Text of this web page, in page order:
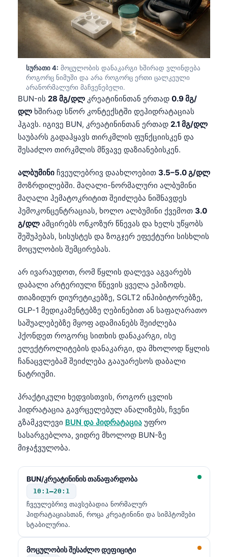
სურათი 4: მოცულობის დანაკარგი ხშირად ვლინდება
როგორც ნიმუში და არა როგორც ერთი ცალკეული
არანორმალური მაჩვენებელი.
BUN-ის 28 მგ/დლ კრეატინინთან ერთად 0.9 მგ/
დლ ხშირად სწორ კონტექსტში დეჰიდრატაციას
ჰგავს. იგივე BUN, კრეატინინთან ერთად 2.1 მგ/დლ
საუბარს გადაჰყავს თირკმლის ფუნქციისკენ და
შესაძლო თირკმლის მწვავე დაზიანებისკენ.
ალბუმინი ჩვეულებრივ დაახლოებით 3.5–5.0 გ/დლ
მოზრდილებში. მაღალი-ნორმალური ალბუმინი
მაღალი ჰემატოკრიტით შეიძლება ნიშნავდეს
ჰემოკონცენტრაციას, ხოლო ალბუმინი ქვემოთ 3.0
გ/დლ ამცირებს ონკოზურ წნევას და ხელს უწყობს
შეშუპებას, სისუსტეს და ზოგჯერ ეფექტური სისხლის
მოცულობის შემცირებას.
არ ივარაუდოთ, რომ წყლის დალევა აგვარებს
დაბალი არტერიული წნევის ყველა ეპიზოდს.
თიაზიდურ დიურეტიკებზე, SGLT2 ინჰიბიტორებზე,
GLP-1 მედიკამენტებზე ღებინებით ან საფაღარათო
საშუალებებზე მყოფ ადამიანებს შეიძლება
ჰქონდეთ როგორც სითხის დანაკარგი, ისე
ელექტროლიტების დანაკარგი, და მხოლოდ წყლის
ჩანაცვლებამ შეიძლება გააუარესოს დაბალი
ნატრიუმი.
პრაქტიკული ხედვისთვის, როგორ ცვლის
ჰიდრატაცია გავრცელებულ ანალიზებს, ჩვენი
გზამკვლევი BUN და ჰიდრატაცია უფრო
სასარგებლოა, ვიდრე მხოლოდ BUN-ზე
მიჯაჭვულობა.
BUN/კრეატინინის თანაფარდობა
10:1–20:1
ჩვეულებრივ თავსებადია ნორმალურ
ჰიდრატაციასთან, როცა კრეატინინი და სიმპტომები
სტაბილურია.
მოცულობის შესაძლო დეფიციტი
ئۇيغۇرچە
Татар теле
Беларуская мова
Esperanto
Frysk
Ślōnskŏ gŏdka
Norsk bokmål